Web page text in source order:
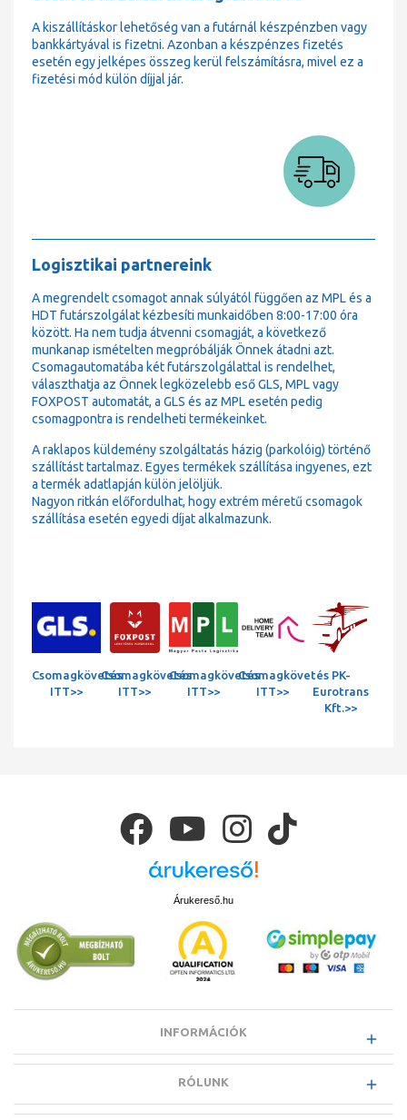
A kiszállításkor lehetőség van a futárnál készpénzben vagy
bankkártyával is fizetni. Azonban a készpénzes fizetés
esetén egy jelképes összeg kerül felszámításra, mivel ez a
fizetési mód külön díjjal jár.
Logisztikai partnereink
A megrendelt csomagot annak súlyától függően az MPL és a
HDT futárszolgálat kézbesíti munkaidőben 8:00-17:00 óra
között. Ha nem tudja átvenni csomagját, a következő
munkanap ismételten megpróbálják Önnek átadni azt.
Csomagautomatába két futárszolgálattal is rendelhet,
választhatja az Önnek legközelebb eső GLS, MPL vagy
FOXPOST automatát, a GLS és az MPL esetén pedig
csomagpontra is rendelheti termékeinket.
A raklapos küldemény szolgáltatás házig (parkolóig) történő
szállítást tartalmaz. Egyes termékek szállítása ingyenes, ezt
a termék adatlapján külön jelöljük.
Nagyon ritkán előfordulhat, hogy extrém méretű csomagok
szállítása esetén egyedi díjat alkalmazunk.
Csomagkövetés
ITT>>
Csomagkövetés
ITT>>
Csomagkövetés
ITT>>
Csomagkövetés
ITT>>
PK-
Eurotrans
Kft.>>
Árukereső.hu
INFORMÁCIÓK
RÓLUNK